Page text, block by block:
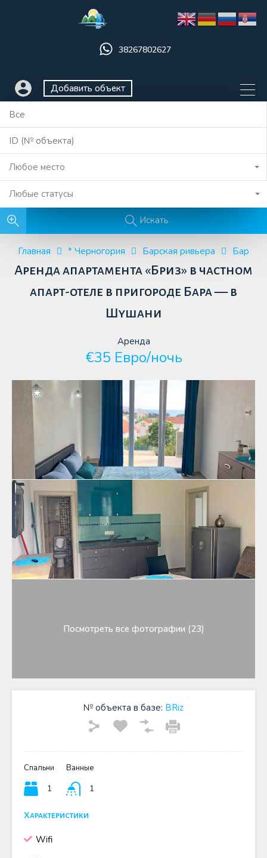
38267802627
Добавить объект
Любое место
Любые статусы
Искать
Главная * Черногория Барская ривьера Бар
Аренда апартамента «Бриз» в частном
апарт-отеле в пригороде Бара — в
Шушани
Аренда
€35 Евро/ночь
Посмотреть все фотографии (23)
№ объекта в базе: BRiz
Спальни
1
Ванные
1
Характеристики
Wifi